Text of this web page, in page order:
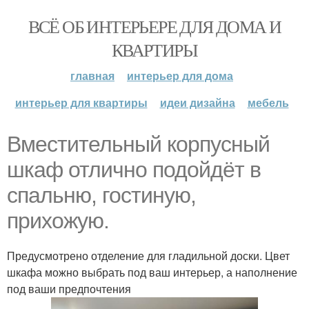
ВСЁ ОБ ИНТЕРЬЕРЕ ДЛЯ ДОМА И
КВАРТИРЫ
главная
интерьер для дома
интерьер для квартиры
идеи дизайна мебель
Вместительный корпусный
шкаф отлично подойдёт в
спальню, гостиную,
прихожую.
Предусмотрено отделение для гладильной доски. Цвет
шкафа можно выбрать под ваш интерьер, а наполнение
под ваши предпочтения